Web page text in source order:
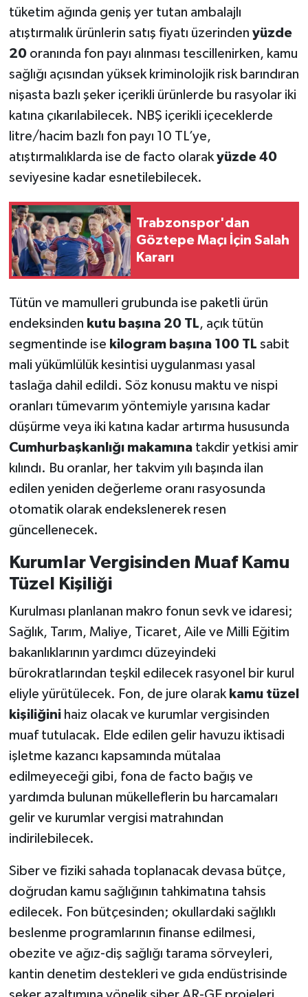
tüketim ağında geniş yer tutan ambalajlı
atıştırmalık ürünlerin satış fiyatı üzerinden yüzde
20oranında fon payı alınması tescillenirken, kamu
sağlığı açısından yüksek kriminolojik risk barındıran
nişasta bazlı şeker içerikli ürünlerde bu rasyolar iki
katına çıkarılabilecek. NBŞ içerikli içeceklerde
litre/hacim bazlı fon payı 10 TL’ye,
atıştırmalıklarda ise de facto olarakyüzde 40
seviyesine kadar esnetilebilecek.
Trabzonspor'dan
Göztepe Maçı İçin Salah
Kararı
Tütün ve mamulleri grubunda ise paketli ürün
endeksinden kutu başına 20 TL, açık tütün
segmentinde ise kilogram başına 100 TL sabit
mali yükümlülük kesintisi uygulanması yasal
taslağa dahil edildi. Söz konusu maktu ve nispi
oranları tümevarım yöntemiyle yarısına kadar
düşürme veya iki katına kadar artırma hususunda
Cumhurbaşkanlığı makamınatakdir yetkisi amir
kılındı. Bu oranlar, her takvim yılı başında ilan
edilen yeniden değerleme oranı rasyosunda
otomatik olarak endekslenerek resen
güncellenecek.
Kurumlar Vergisinden Muaf Kamu
Tüzel Kişiliği
Kurulması planlanan makro fonun sevk ve idaresi;
Sağlık, Tarım, Maliye, Ticaret, Aile ve Milli Eğitim
bakanlıklarının yardımcı düzeyindeki
bürokratlarından teşkil edilecek rasyonel bir kurul
eliyle yürütülecek. Fon, de jure olarak kamu tüzel
kişiliğinihaiz olacak ve kurumlar vergisinden
muaf tutulacak. Elde edilen gelir havuzu iktisadi
işletme kazancı kapsamında mütalaa
edilmeyeceği gibi, fona de facto bağış ve
yardımda bulunan mükelleflerin bu harcamaları
gelir ve kurumlar vergisi matrahından
indirilebilecek.
Siber ve fiziki sahada toplanacak devasa bütçe,
doğrudan kamu sağlığının tahkimatına tahsis
edilecek. Fon bütçesinden; okullardaki sağlıklı
beslenme programlarının finanse edilmesi,
obezite ve ağız-diş sağlığı tarama sörveyleri,
kantin denetim destekleri ve gıda endüstrisinde